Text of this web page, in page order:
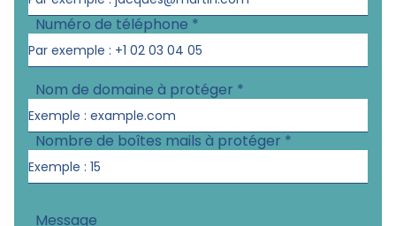
Numéro de téléphone *
Nom de domaine à protéger *
Nombre de boîtes mails à protéger *
Message